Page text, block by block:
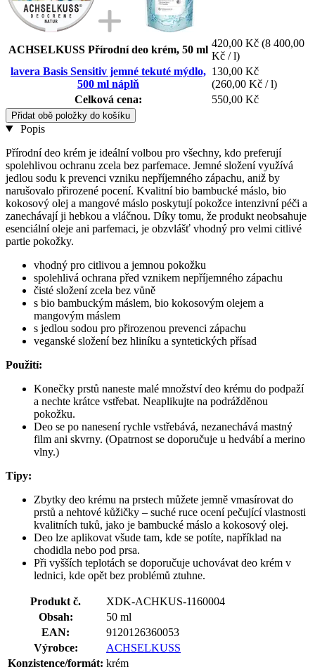
ACHSELKUSS Přírodní deo krém, 50 ml
420,00 Kč (8 400,00
Kč / l)
lavera Basis Sensitiv jemné tekuté mýdlo,
500 ml náplň
130,00 Kč
(260,00 Kč / l)
Celková cena:
550,00 Kč
Přidat obě položky do košíku
Popis
Přírodní deo krém je ideální volbou pro všechny, kdo preferují
spolehlivou ochranu zcela bez parfemace. Jemné složení využívá
jedlou sodu k prevenci vzniku nepříjemného zápachu, aniž by
narušovalo přirozené pocení. Kvalitní bio bambucké máslo, bio
kokosový olej a mangové máslo poskytují pokožce intenzivní péči a
zanechávají ji hebkou a vláčnou. Díky tomu, že produkt neobsahuje
esenciální oleje ani parfemaci, je obzvlášť vhodný pro velmi citlivé
partie pokožky.
vhodný pro citlivou a jemnou pokožku
spolehlivá ochrana před vznikem nepříjemného zápachu
čisté složení zcela bez vůně
s bio bambuckým máslem, bio kokosovým olejem a
mangovým máslem
s jedlou sodou pro přirozenou prevenci zápachu
veganské složení bez hliníku a syntetických přísad
Použití:
Konečky prstů naneste malé množství deo krému do podpaží
a nechte krátce vstřebat. Neaplikujte na podrážděnou
pokožku.
Deo se po nanesení rychle vstřebává, nezanechává mastný
film ani skvrny. (Opatrnost se doporučuje u hedvábí a merino
vlny.)
Tipy:
Zbytky deo krému na prstech můžete jemně vmasírovat do
prstů a nehtové kůžičky – suché ruce ocení pečující vlastnosti
kvalitních tuků, jako je bambucké máslo a kokosový olej.
Deo lze aplikovat všude tam, kde se potíte, například na
chodidla nebo pod prsa.
Při vyšších teplotách se doporučuje uchovávat deo krém v
lednici, kde opět bez problémů ztuhne.
Produkt č.
XDK-ACHKUS-1160004
Obsah:
50 ml
EAN:
9120126360053
Výrobce:
ACHSELKUSS
Konzistence/formát: krém